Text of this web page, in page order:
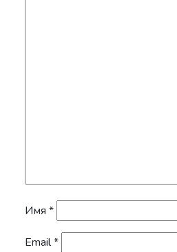
Имя *
Email*